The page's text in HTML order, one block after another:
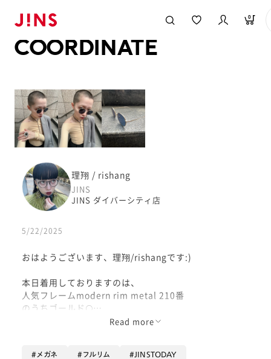
0
COORDINATE
理翔 / rishang
JINS
JINS ダイバーシティ店
5/22/2025
おはようございます、理翔/rishangです:)
本日着用しておりますのは、
人気フレームmodern rim metal 210番
のうちゴールド🌕
Read more
メガネ フルリム JINSTODAY